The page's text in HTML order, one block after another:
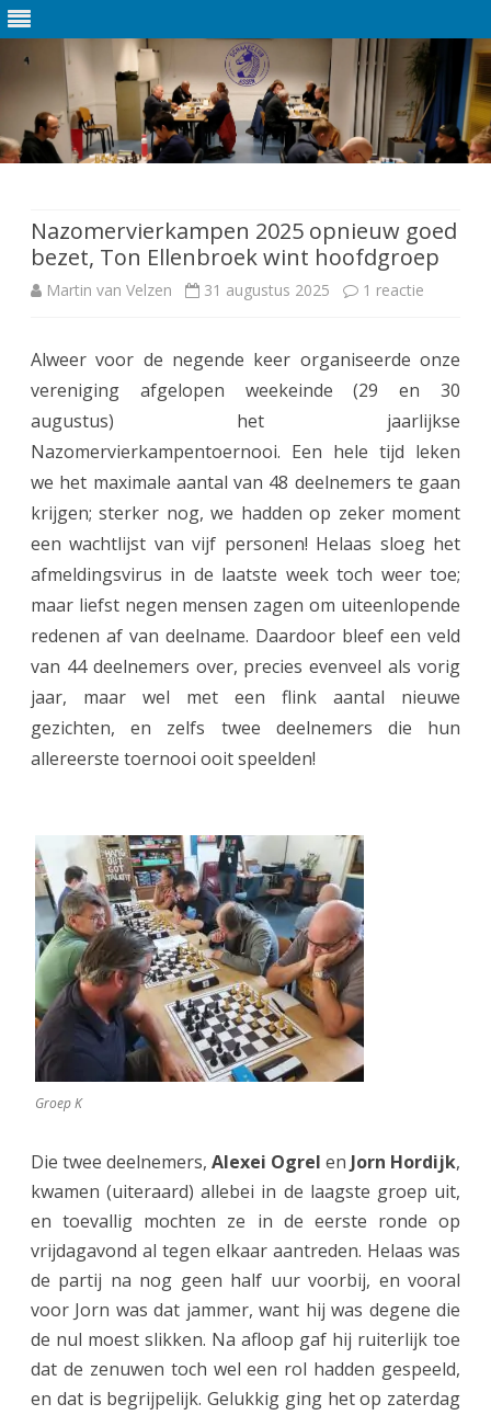
de
inhoud
Nazomervierkampen 2025 opnieuw goed
bezet, Ton Ellenbroek wint hoofdgroep
Martin van Velzen 31 augustus 2025 1 reactie
N
z
o
m
r
v
i
o
n
i
u
w
Alweer voor de negende keer organiseerde onze
vereniging afgelopen weekeinde (29 en 30
augustus) het jaarlijkse
Nazomervierkampentoernooi. Een hele tijd leken
we het maximale aantal van 48 deelnemers te gaan
krijgen; sterker nog, we hadden op zeker moment
een wachtlijst van vijf personen! Helaas sloeg het
afmeldingsvirus in de laatste week toch weer toe;
maar liefst negen mensen zagen om uiteenlopende
redenen af van deelname. Daardoor bleef een veld
van 44 deelnemers over, precies evenveel als vorig
jaar, maar wel met een flink aantal nieuwe
gezichten, en zelfs twee deelnemers die hun
allereerste toernooi ooit speelden!
Groep K
Die twee deelnemers, Alexei Ogrel en Jorn Hordijk,
kwamen (uiteraard) allebei in de laagste groep uit,
en toevallig mochten ze in de eerste ronde op
vrijdagavond al tegen elkaar aantreden. Helaas was
de partij na nog geen half uur voorbij, en vooral
voor Jorn was dat jammer, want hij was degene die
de nul moest slikken. Na afloop gaf hij ruiterlijk toe
dat de zenuwen toch wel een rol hadden gespeeld,
en dat is begrijpelijk. Gelukkig ging het op zaterdag